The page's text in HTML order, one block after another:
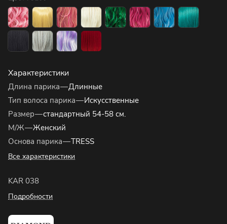
Характеристики
Длина парика—Длинные
Тип волоса парика—Искусственные
Размер—стандартный 54-58 см.
М/Ж—Женский
Основа парика—TRESS
Все характеристики
KAR 038
Подробности